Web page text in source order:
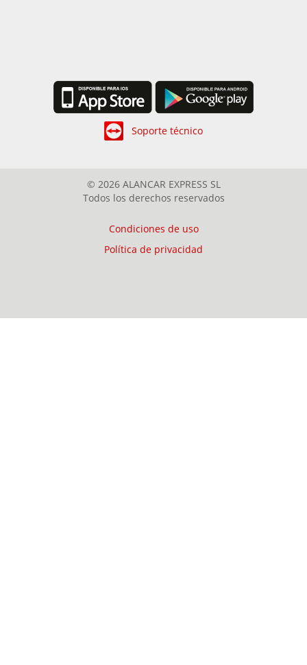
Soporte técnico
© 2026 ALANCAR EXPRESS SL
Todos los derechos reservados
Condiciones de uso
Política de privacidad